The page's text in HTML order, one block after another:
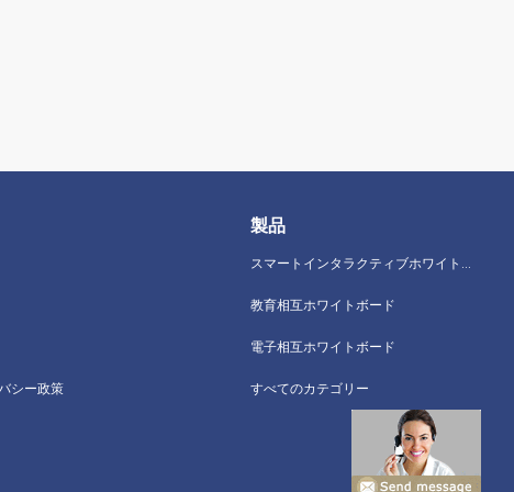
シー政策
製品
スマートインタラクティブホワイトボード
教育相互ホワイトボード
電子相互ホワイトボード
すべてのカテゴリー